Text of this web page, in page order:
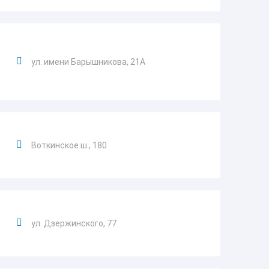
ул. имени Барышникова, 21А
Воткинское ш., 180
ул. Дзержинского, 77